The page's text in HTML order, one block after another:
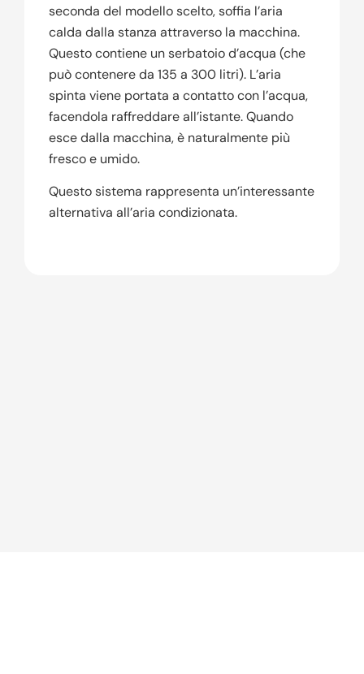
seconda del modello scelto, soffia l’aria
calda dalla stanza attraverso la macchina.
Questo contiene un serbatoio d’acqua (che
può contenere da 135 a 300 litri). L’aria
spinta viene portata a contatto con l’acqua,
facendola raffreddare all’istante. Quando
esce dalla macchina, è naturalmente più
fresco e umido.
Questo sistema rappresenta un’interessante
alternativa all’aria condizionata.